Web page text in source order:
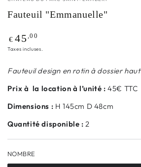
Fauteuil "Emmanuelle"
Prix
normal
€ 45 ,00
Taxes incluses.
Fauteuil design en rotin à dossier haut
Prix à la location à l’unité : 45€ TTC
Dimensions : H 145cm D 48cm
Quantité disponible : 2
NOMBRE